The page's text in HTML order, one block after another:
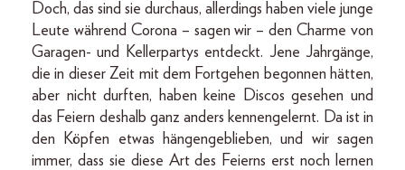
Doch, das sind sie durchaus, allerdings haben viele junge
Leute während Corona – sagen wir – den Charme von
Garagen- und Kellerpartys entdeckt. Jene Jahrgänge,
die in dieser Zeit mit dem Fortgehen begonnen hätten,
aber nicht durften, haben keine Discos gesehen und
das Feiern deshalb ganz anders kennengelernt. Da ist in
den Köpfen etwas hängengeblieben, und wir sagen
immer, dass sie diese Art des Feierns erst noch lernen